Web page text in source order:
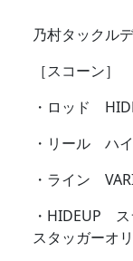
乃村タックル
［スコーン］
・ロッド
・リール ハ
・ライン
・HIDEUP ス
スタッガーオ